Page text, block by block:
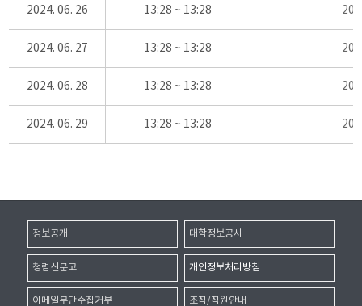
2024. 06. 26 13:28 ~ 13:28
2024. 06. 27 13:28 ~ 13:28
2024. 06. 28 13:28 ~ 13:28
2024. 06. 29 13:28 ~ 13:28
정보공개 대학정보공시
청렴신문고 개인정보처리방침
이메일무단수집거부 조직/직원안내